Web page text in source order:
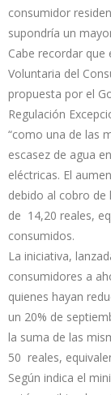
consumidor
supondría un
Cabe recordar que
Voluntaria del
propuesta por el
Regulación
“como una de las
escasez de agua
eléctricas. El
debido al cobro de
de 14,20 reales,
consumidos.
La iniciativa,
consumidores a
quienes hayan
un 20% de
la suma de las
50 reales,
Según indica el